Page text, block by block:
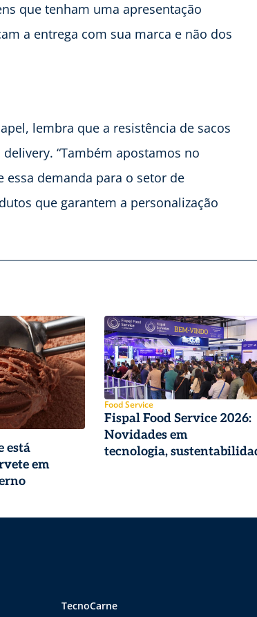
que tenham uma apresentação
a entrega com sua marca e não dos
lembra que a resistência de sacos
“Também apostamos no
essa demanda para o setor de
que garantem a personalização
está
em
Food Service
Fispal Food Service 2026:
Novidades em
tecnologia,
TecnoCarne